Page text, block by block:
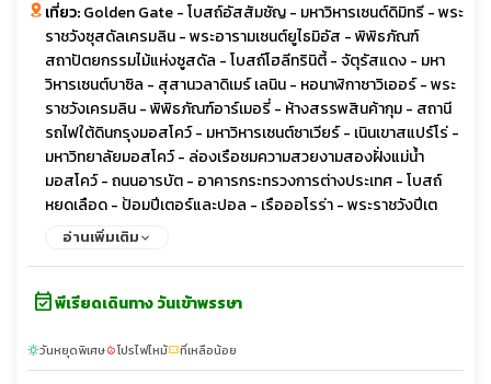
เที่ยว:Golden Gate - โบสถ์อัสสัมชัญ - มหาวิหารเซนต์ดิมิทรี - พระ
ราชวังซุสดัลเครมลิน - พระอารามเซนต์ยูไธมิอัส - พิพิธภัณฑ์
สถาปัตยกรรมไม้แห่งซูสดัล - โบสถ์โฮลีทรินิตี้ - จัตุรัสแดง - มหา
วิหารเซนต์บาซิล - สุสานวลาดิเมร์ เลนิน - หอนาฬิกาซาวิเออร์ - พระ
ราชวังเครมลิน - พิพิธภัณฑ์อาร์เมอรี่ - ห้างสรรพสินค้ากุม - สถานี
รถไฟใต้ดินกรุงมอสโคว์ - มหาวิหารเซนต์ซาเวียร์ - เนินเขาสแปร์โร่ -
มหาวิทยาลัยมอสโคว์ - ล่องเรือชมความสวยงามสองฝั่งแม่น้ำ
มอสโคว์ - ถนนอารบัต - อาคารกระทรวงการต่างประเทศ - โบสถ์
หยดเลือด - ป้อมปีเตอร์และปอล - เรือออโรร่า - พระราชวังปีเต
อร์ฮอฟ - พิพิธภัณฑ์เฮอร์มิเทจ - จัตุรัสพาเลซ - พระราชวังแคทเธอ
อ่านเพิ่มเติม
event_availableพีเรียดเดินทาง วันเข้าพรรษา
sunnyวันหยุดพิเศษlocal_fire_departmentโปรไฟไหม้confirmation_numberที่เหลือน้อย